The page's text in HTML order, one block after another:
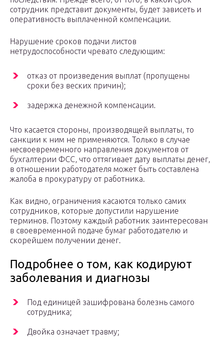
сотрудник представит документы, будет зависеть и
оперативность выплаченной компенсации.
Нарушение сроков подачи листов
нетрудоспособности чревато следующим:
отказ от произведения выплат (пропущены
сроки без веских причин);
задержка денежной компенсации.
Что касается стороны, производящей выплаты, то
санкции к ним не применяются. Только в случае
несвоевременного направления документов от
бухгалтерии ФСС, что оттягивает дату выплаты денег,
в отношении работодателя может быть составлена
жалоба в прокуратуру от работника.
Как видно, ограничения касаются только самих
сотрудников, которые допустили нарушение
терминов. Поэтому каждый работник заинтересован
в своевременной подаче бумаг работодателю и
скорейшем получении денег.
Подробнее о том, как кодируют
заболевания и диагнозы
Под единицей зашифрована болезнь самого
сотрудника;
Двойка означает травму;